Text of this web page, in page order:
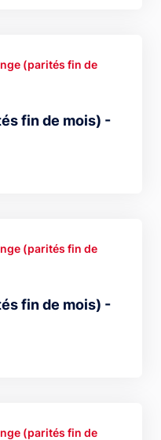
fin de mois) -
(parités fin de
fin de mois) -
(parités fin de
(parités fin de